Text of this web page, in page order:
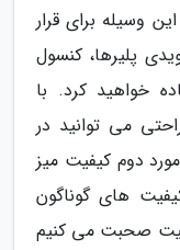
وسیله برای قرار
پلیرها، کنسول
خواهید کرد. با
می توانید در
دوم کیفیت میز
های گوناگون
صحبت می کنیم